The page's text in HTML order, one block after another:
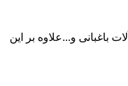
باغبانی و...علاوه بر این